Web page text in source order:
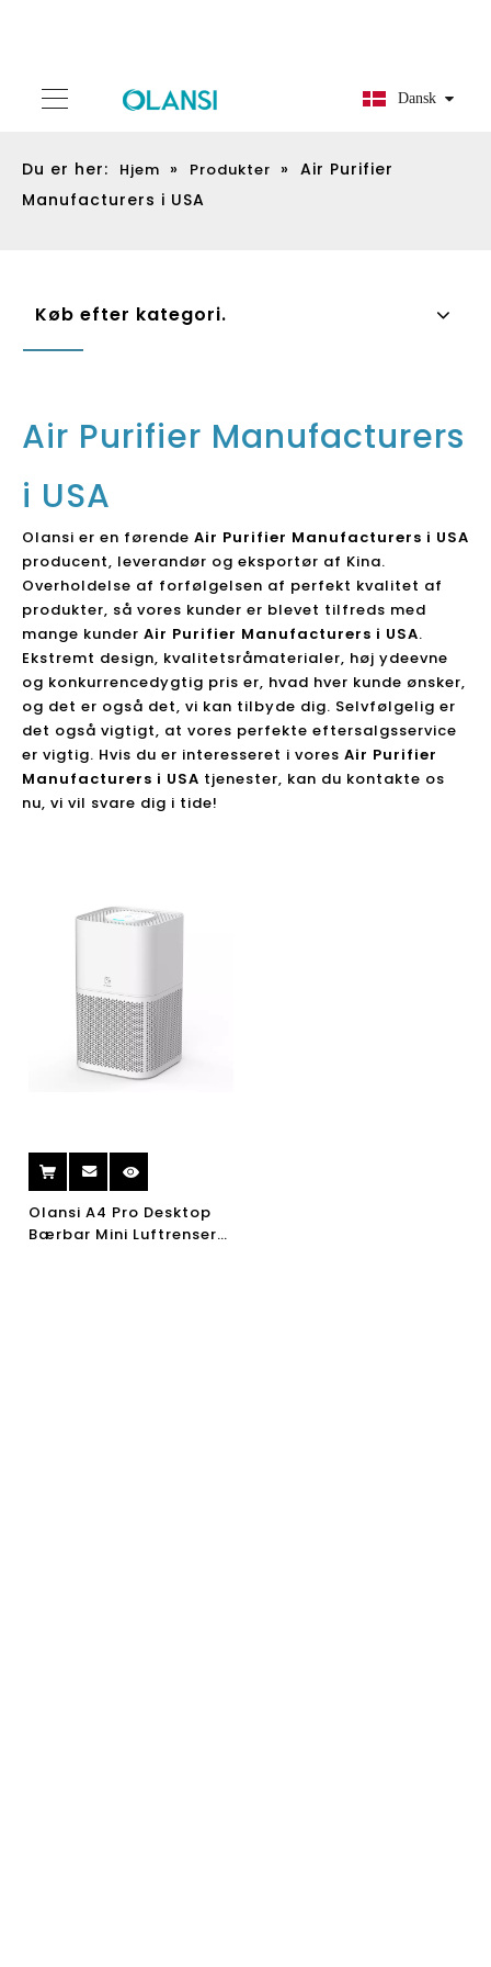
Dansk
Du er her: Hjem » Produkter » Air Purifier
Manufacturers i USA
Køb efter kategori.
Air Purifier Manufacturers
i USA
Olansi er en førende Air Purifier Manufacturers i USA
producent, leverandør og eksportør af Kina.
Overholdelse af forfølgelsen af ​​perfekt kvalitet af
produkter, så vores kunder er blevet tilfreds med
mange kunder Air Purifier Manufacturers i USA.
Ekstremt design, kvalitetsråmaterialer, høj ydeevne
og konkurrencedygtig pris er, hvad hver kunde ønsker,
og det er også det, vi kan tilbyde dig. Selvfølgelig er
det også vigtigt, at vores perfekte eftersalgsservice
er vigtig. Hvis du er interesseret i vores Air Purifier
Manufacturers i USA tjenester, kan du kontakte os
nu, vi vil svare dig i tide!
Olansi A4 Pro Desktop
Bærbar Mini Luftrenser